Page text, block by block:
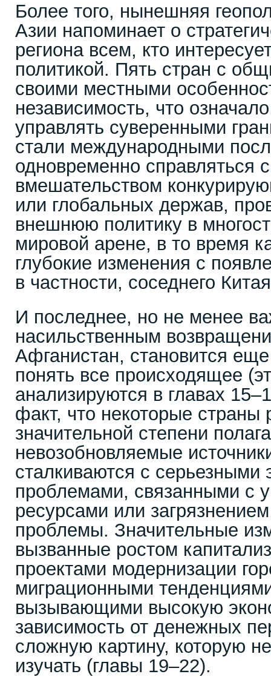
Более того, нынешняя
Азии напоминает о
региона всем, кто
политикой. Пять стран с
своими местными
независимость, что
управлять суверенными
стали международными
одновременно справляться
вмешательством
или глобальных держав,
внешнюю политику в
мировой арене, в то время
глубокие изменения с
в частности, соседнего
И последнее, но не менее
насильственным
Афганистан, становится
понять все происходящее
анализируются в главах
факт, что некоторые страны
значительной степени
невозобновляемые
сталкиваются с серьезными
проблемами, связанными с
ресурсами или
проблемы. Значительные
вызванные ростом
проектами модернизации
миграционными
вызывающими высокую
зависимость от денежных
сложную картину, которую
изучать (главы 19–22).